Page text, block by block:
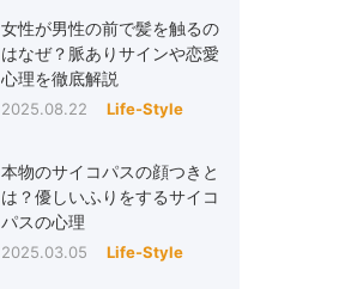
女性が男性の前で髪を触るの
はなぜ？脈ありサインや恋愛
心理を徹底解説
2025.08.22 Life-Style
本物のサイコパスの顔つきと
は？優しいふりをするサイコ
パスの心理
2025.03.05 Life-Style